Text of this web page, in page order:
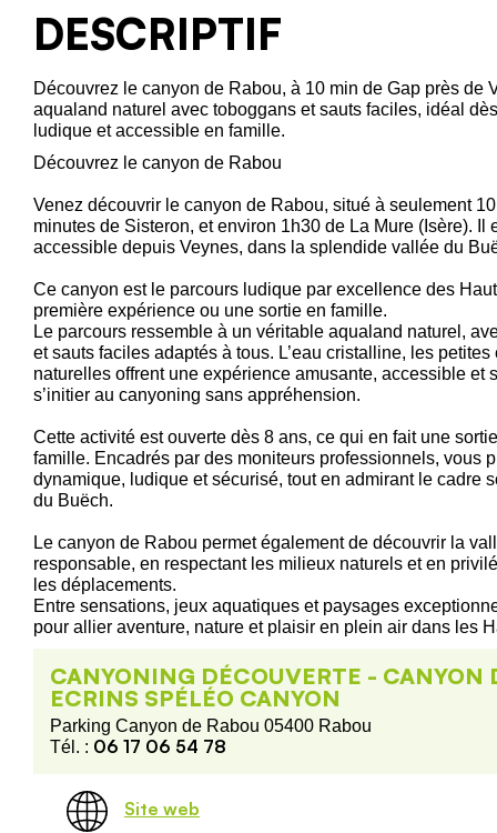
DESCRIPTIF
Découvrez le canyon de Rabou, à 10 min de Gap près de
aqualand naturel avec toboggans et sauts faciles, idéal
ludique et accessible en famille.
Découvrez le canyon de Rabou
Venez découvrir le canyon de Rabou, situé à seulement
minutes de Sisteron, et environ 1h30 de La Mure (Isère). Il
accessible depuis Veynes, dans la splendide vallée du
Ce canyon est le parcours ludique par excellence des
première expérience ou une sortie en famille.
Le parcours ressemble à un véritable aqualand naturel,
et sauts faciles adaptés à tous. L’eau cristalline, les
naturelles offrent une expérience amusante, accessible et
s’initier au canyoning sans appréhension.
Cette activité est ouverte dès 8 ans, ce qui en fait une
famille. Encadrés par des moniteurs professionnels, vous
dynamique, ludique et sécurisé, tout en admirant le cadre
du Buëch.
Le canyon de Rabou permet également de découvrir la
responsable, en respectant les milieux naturels et en
les déplacements.
Entre sensations, jeux aquatiques et paysages
pour allier aventure, nature et plaisir en plein air dans les
CANYONING DÉCOUVERTE - CANYON
ECRINS SPÉLÉO CANYON
Parking Canyon de Rabou 05400 Rabou
Tél. : 06 17 06 54 78
Site web